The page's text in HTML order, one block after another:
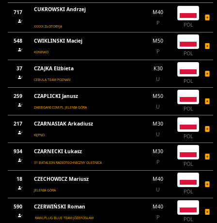
717 CUKROWSKI Andrzej
XXXXX ZŁOTORYJA
M40
P
POL
548 CWIKLINSKI Maciej
KONINKO
M50
P
POL
37 CZAJKA Elżbieta
CEBULA TEAM POZNAŃ
K30
U
POL
259 CZAPLICKI Janusz
ZABIEGANI.COM.PL JELENIA GÓRA
M50
U
POL
217 CZARNASIAK Arkadiusz
KĘPNO
M30
U
POL
934 CZARNECKI Łukasz
31 BATALION RADIOTECHNICZNY OLEŚNICA
M30
P
POL
18 CZECHOWICZ Mariusz
JELENIA GÓRA
M40
U
POL
590 CZERWIŃSKI Roman
RAWLPLUG BLUE TEAM JÓZEFOSŁAW
M40
P
POL